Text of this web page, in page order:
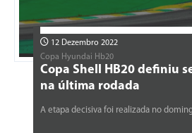
12 Dezembro 2022
Copa Hyundai Hb20
Copa Shell HB20 definiu
na última rodada
A etapa decisiva foi realizada no